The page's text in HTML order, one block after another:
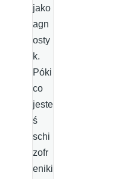
jako
agn
osty
k.
Póki
co
jeste
ś
schi
zofr
eniki